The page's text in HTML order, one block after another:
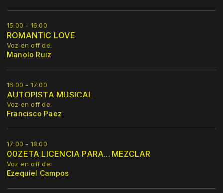
15:00 - 16:00
ROMANTIC LOVE
Voz en off de:
Manolo Ruiz
16:00 - 17:00
AUTOPISTA MUSICAL
Voz en off de:
Francisco Paez
17:00 - 18:00
00ZETA LICENCIA PARA... MEZCLAR
Voz en off de:
Ezequiel Campos